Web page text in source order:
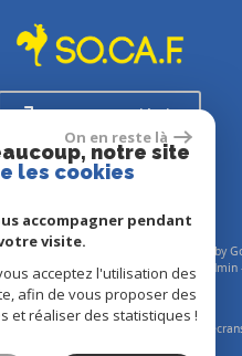
Espace propriétaire
droits réservés | Traduction powered by
légales-Nos honoraires -Liens- Admin
internet compatible multi-supports,
seul site adaptable à tous les types
On en reste là
notre site
les cookies
accompagner pendant
visite.
acceptez l'utilisation des
afin de vous proposer des
et réaliser des statistiques !